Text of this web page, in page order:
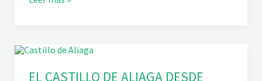
U
E
P
J
EL CASTILLO DE ALIAGA DESDE